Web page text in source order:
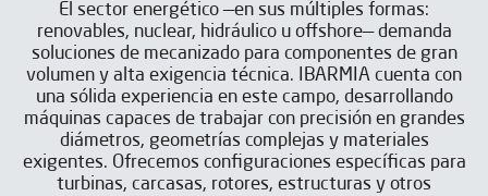
El sector energético —en sus múltiples formas:
renovables, nuclear, hidráulico u offshore— demanda
soluciones de mecanizado para componentes de gran
volumen y alta exigencia técnica. IBARMIA cuenta con
una sólida experiencia en este campo, desarrollando
máquinas capaces de trabajar con precisión en grandes
diámetros, geometrías complejas y materiales
exigentes. Ofrecemos configuraciones específicas para
turbinas, carcasas, rotores, estructuras y otros